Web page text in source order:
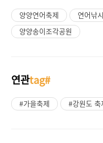
양양연어축제 연어낚
양양송이조각공원
연관tag#
#가을축제 #강원도 축